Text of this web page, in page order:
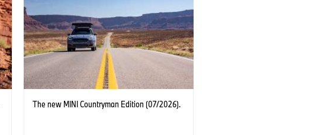
The new MINI Countryman Edition (07/2026).